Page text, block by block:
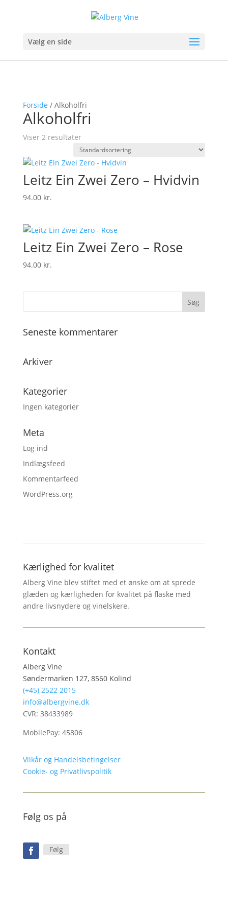
Vælg en side
Forside / Alkoholfri
Alkoholfri
Viser 2 resultater
Leitz Ein Zwei Zero – Hvidvin
94.00 kr.
Leitz Ein Zwei Zero – Rose
94.00 kr.
Seneste kommentarer
Arkiver
Kategorier
Ingen kategorier
Meta
Log ind
Indlægsfeed
Kommentarfeed
WordPress.org
Kærlighed for kvalitet
Alberg Vine blev stiftet med et ønske om at sprede
glæden og kærligheden for kvalitet på flaske med
andre livsnydere og vinelskere.
Kontakt
Alberg Vine
Søndermarken 127, 8560 Kolind
(+45) 2522 2015
info@albergvine.dk
CVR: 38433989
MobilePay: 45806
Vilkår og Handelsbetingelser
Cookie- og Privatlivspolitik
Følg os på
Følg